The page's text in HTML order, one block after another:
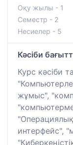
Оқу жылы - 1
Семестр - 2
Несиелер - 5
Кәсіби
Курс кәсіби
жұмыс",
интерфейс",